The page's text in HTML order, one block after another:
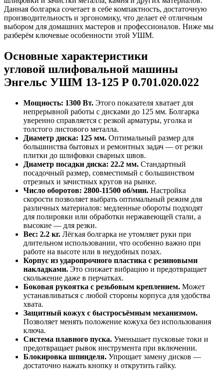
Данная болгарка сочетает в себе компактность, достаточную
производительность и эргономику, что делает её отличным
выбором для домашних мастеров и профессионалов. Ниже мы
разберём ключевые особенности этой УШМ.
Основные характеристики
угловой шлифовальной машины
Энгельс УШМ 13-125 Р 0.701.020.022
Мощность: 1300 Вт. Этого показателя хватает для
непрерывной работы с дисками до 125 мм. Болгарка
уверенно справляется с резкой арматуры, уголка и
толстого листового металла.
Диаметр диска: 125 мм. Оптимальный размер для
большинства бытовых и ремонтных задач — от резки
плитки до шлифовки сварных швов.
Диаметр посадки диска: 22.2 мм. Стандартный
посадочный размер, совместимый с большинством
отрезных и зачистных кругов на рынке.
Число оборотов: 2800-11500 об/мин. Настройка
скорости позволяет выбрать оптимальный режим для
различных материалов: медленные обороты подходят
для полировки или обработки нержавеющей стали, а
высокие — для резки.
Вес: 2.2 кг. Лёгкая болгарка не утомляет руки при
длительном использовании, что особенно важно при
работе на высоте или в неудобных позах.
Корпус из ударопрочного пластика с резиновыми
накладками. Это снижает вибрацию и предотвращает
скольжение даже в перчатках.
Боковая рукоятка с резьбовым креплением. Может
устанавливаться с любой стороны корпуса для удобства
хвата.
Защитный кожух с быстросъёмным механизмом.
Позволяет менять положение кожуха без использования
ключа.
Система плавного пуска. Уменьшает пусковые токи и
предотвращает рывок инструмента при включении.
Блокировка шпинделя. Упрощает замену дисков —
достаточно нажать кнопку и открутить гайку.